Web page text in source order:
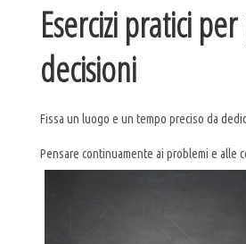
Esercizi pratici
decisioni
Fissa un luogo e un tempo preciso da
Pensare continuamente ai problemi e alle